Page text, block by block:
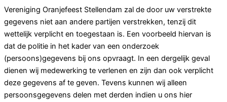
Vereniging Oranjefeest Stellendam zal de door uw verstrekte
gegevens niet aan andere partijen verstrekken, tenzij dit
wettelijk verplicht en toegestaan is. Een voorbeeld hiervan is
dat de politie in het kader van een onderzoek
(persoons)gegevens bij ons opvraagt. In een dergelijk geval
dienen wij medewerking te verlenen en zijn dan ook verplicht
deze gegevens af te geven. Tevens kunnen wij alleen
persoonsgegevens delen met derden indien u ons hier